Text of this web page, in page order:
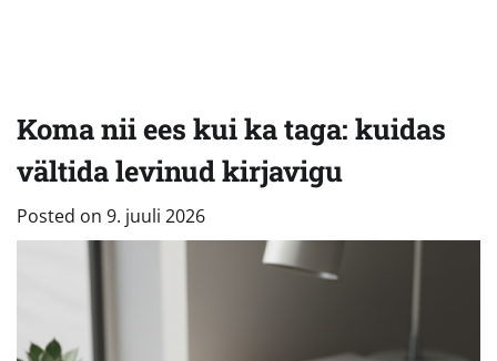
Koma nii ees kui ka taga: kuidas
vältida levinud kirjavigu
Posted on 9. juuli 2026